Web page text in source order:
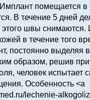
помещается в
В течение 5 дней
этого швы снимаются.
в течение того
постоянно выделяя
образом, решив
человек испытает
Особенность <a
lechenie-